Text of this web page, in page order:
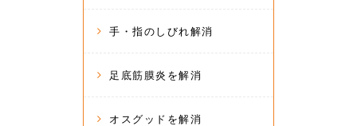
手・指のしびれ解消
足底筋膜炎を解消
オスグッドを解消